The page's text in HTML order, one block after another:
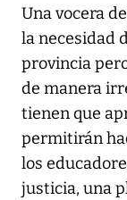
Una vocera
la necesidad
provincia
de manera
tienen que
permitirán
los
justicia, una